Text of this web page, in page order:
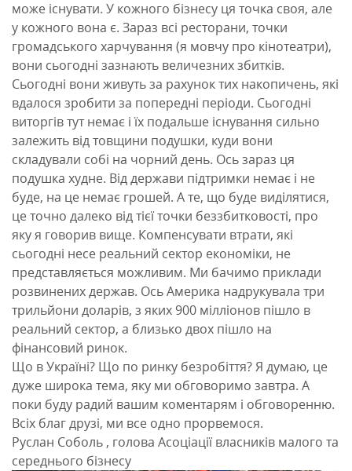
може існувати. У кожного бізнесу ця точка своя, але
у кожного вона є. Зараз всі ресторани, точки
громадського харчування (я мовчу про кінотеатри),
вони сьогодні зазнають величезних збитків.
Сьогодні вони живуть за рахунок тих накопичень, які
вдалося зробити за попередні періоди. Сьогодні
виторгів тут немає і їх подальше існування сильно
залежить від товщини подушки, куди вони
складували собі на чорний день. Ось зараз ця
подушка худне. Від держави підтримки немає і не
буде, на це немає грошей. А те, що буде виділятися,
це точно далеко від тієї точки беззбитковості, про
яку я говорив вище. Компенсувати втрати, які
сьогодні несе реальний сектор економіки, не
представляється можливим. Ми бачимо приклади
розвинених держав. Ось Америка надрукувала три
трильйони доларів, з яких 900 мілліонов пішло в
реальний сектор, а близько двох пішло на
фінансовий ринок.
Що в Україні? Що по ринку безробіття? Я думаю, це
дуже широка тема, яку ми обговоримо завтра. А
поки буду радий вашим коментарям і обговоренню.
Всіх благ друзі, ми все одно прорвемося.
Руслан Соболь , голова Асоціації власників малого та
середнього бізнесу